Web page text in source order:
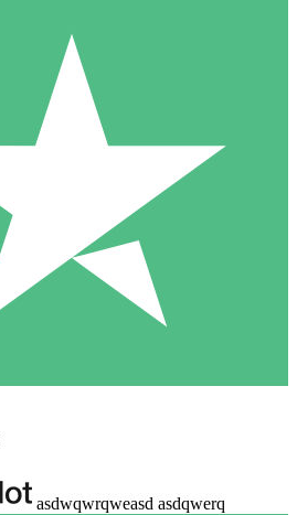
asdwqwrqweasd asdqwerq